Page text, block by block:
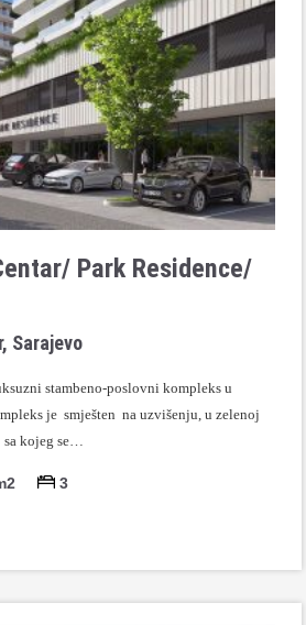
Park Residence/
Sarajevo
stambeno-poslovni kompleks u
je smješten na uzvišenju, u zelenoj
sa kojeg se…
3